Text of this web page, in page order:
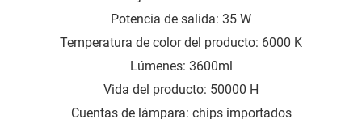
Potencia de salida: 35 W
Temperatura de color del producto: 6000 K
Lúmenes: 3600ml
Vida del producto: 50000 H
Cuentas de lámpara: chips importados